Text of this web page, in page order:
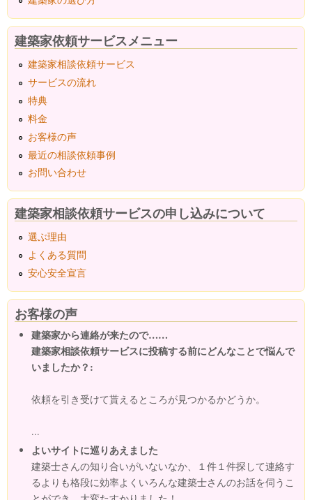
建築家依頼サービスメニュー
建築家相談依頼サービス
サービスの流れ
特典
料金
お客様の声
最近の相談依頼事例
お問い合わせ
建築家相談依頼サービスの申し込みについて
選ぶ理由
よくある質問
安心安全宣言
お客様の声
建築家から連絡が来たので……
建築家相談依頼サービスに投稿する前にどんなことで悩んで
いましたか？:
依頼を引き受けて貰えるところが見つかるかどうか。
...
よいサイトに巡りあえました
建築士さんの知り合いがいないなか、１件１件探して連絡す
るよりも格段に効率よくいろんな建築士さんのお話を伺うこ